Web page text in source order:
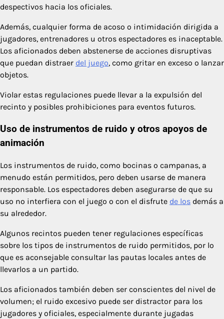
despectivos hacia los oficiales.
Además, cualquier forma de acoso o intimidación dirigida a
jugadores, entrenadores u otros espectadores es inaceptable.
Los aficionados deben abstenerse de acciones disruptivas
que puedan distraer del juego, como gritar en exceso o lanzar
objetos.
Violar estas regulaciones puede llevar a la expulsión del
recinto y posibles prohibiciones para eventos futuros.
Uso de instrumentos de ruido y otros apoyos de
animación
Los instrumentos de ruido, como bocinas o campanas, a
menudo están permitidos, pero deben usarse de manera
responsable. Los espectadores deben asegurarse de que su
uso no interfiera con el juego o con el disfrute de los demás a
su alrededor.
Algunos recintos pueden tener regulaciones específicas
sobre los tipos de instrumentos de ruido permitidos, por lo
que es aconsejable consultar las pautas locales antes de
llevarlos a un partido.
Los aficionados también deben ser conscientes del nivel de
volumen; el ruido excesivo puede ser distractor para los
jugadores y oficiales, especialmente durante jugadas